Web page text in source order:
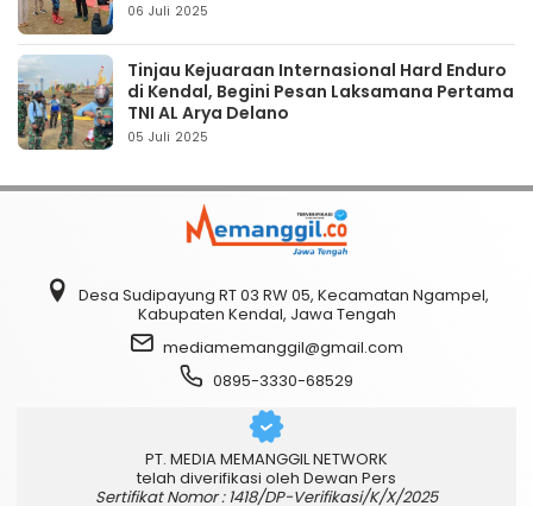
06 Juli 2025
Tinjau Kejuaraan Internasional Hard Enduro
di Kendal, Begini Pesan Laksamana Pertama
TNI AL Arya Delano
05 Juli 2025
Desa Sudipayung RT 03 RW 05, Kecamatan Ngampel,
Kabupaten Kendal, Jawa Tengah
mediamemanggil@gmail.com
0895-3330-68529
PT. MEDIA MEMANGGIL NETWORK
telah diverifikasi oleh Dewan Pers
Sertifikat Nomor : 1418/DP-Verifikasi/K/X/2025